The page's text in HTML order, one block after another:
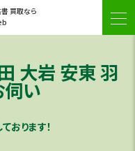
買取なら
大岩 安東 羽
い
おります！